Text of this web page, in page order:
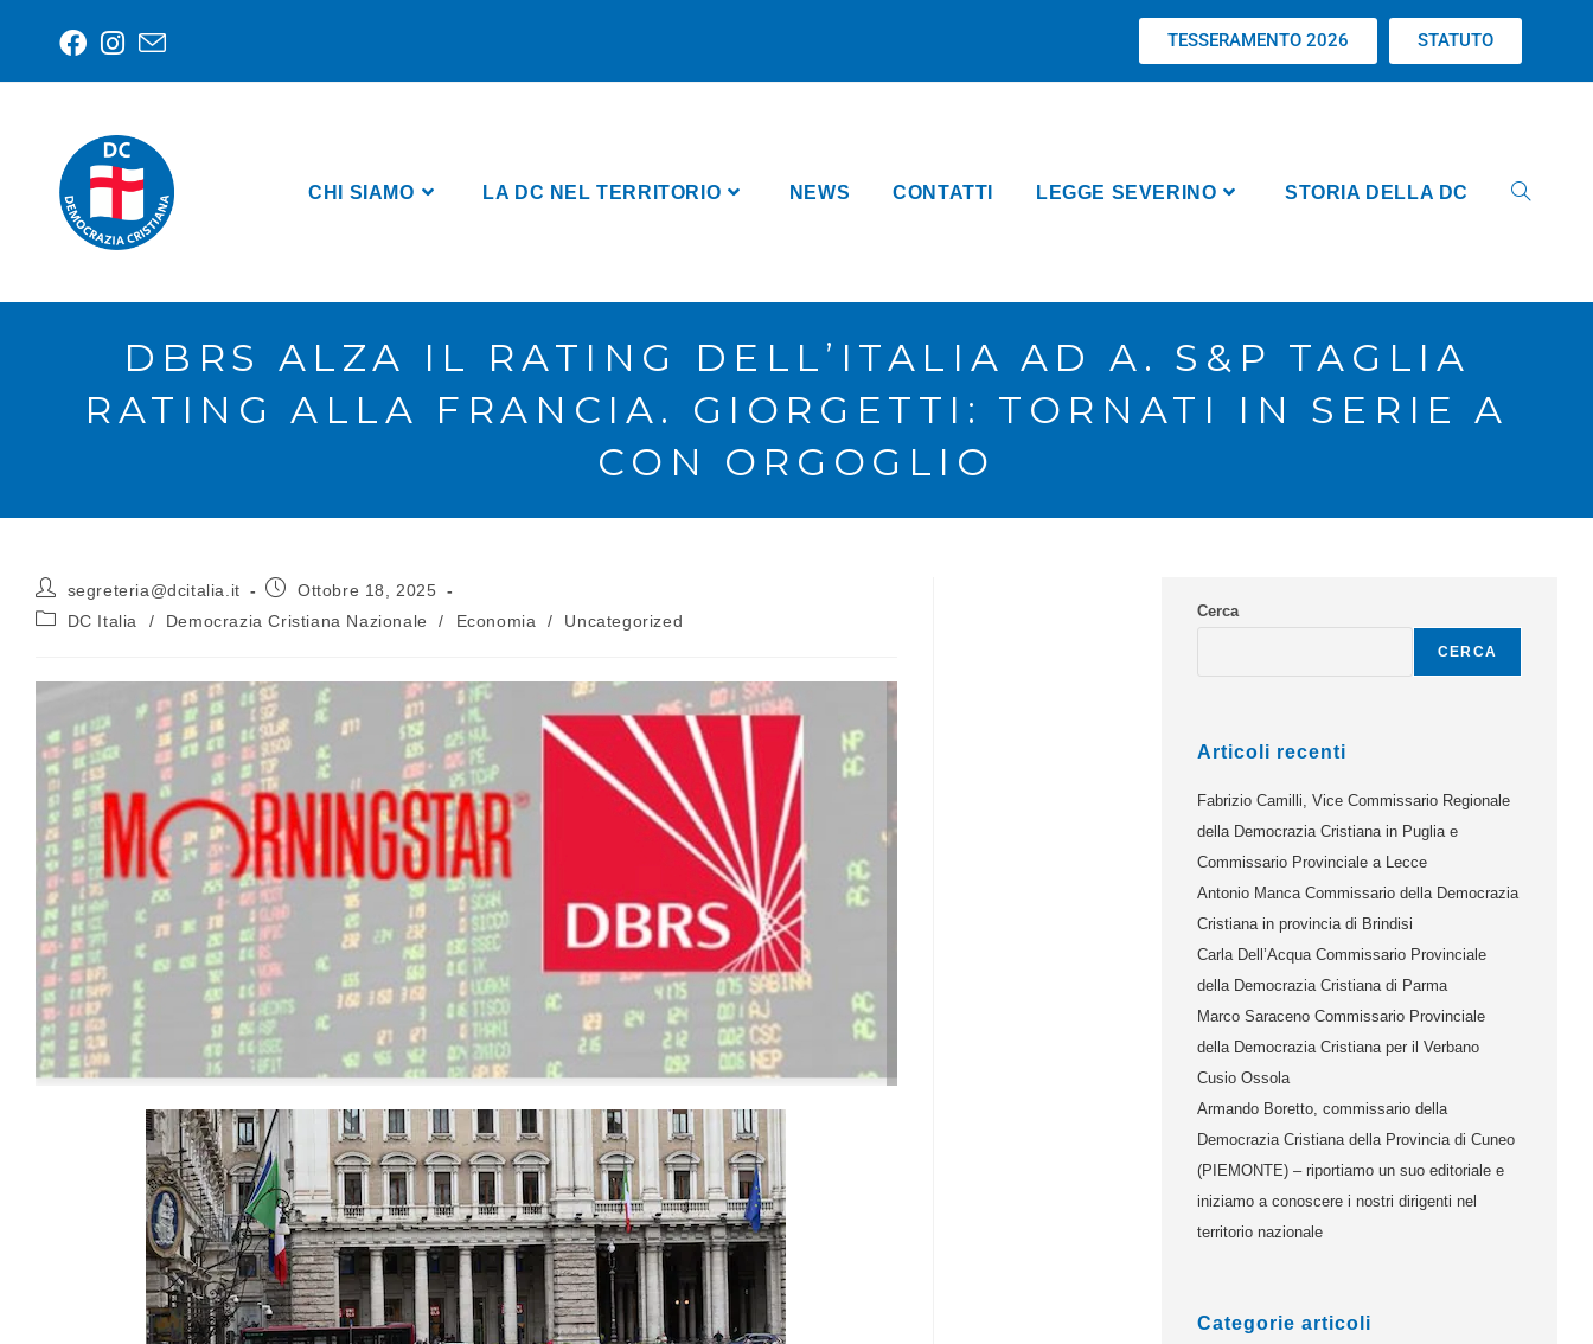
TESSERAMENTO 2026 STATUTO
CHI SIAMO LA DC NEL TERRITORIO NEWS CONTATTI LEGGE SEVERINO STORIA DELLA DC
DBRS ALZA IL RATING DELL’ITALIA AD A. S&P TAGLIA
RATING ALLA FRANCIA. GIORGETTI: TORNATI IN SERIE A
CON ORGOGLIO
segreteria@dcitalia.it
Ottobre 18, 2025
DC Italia
/ Democrazia Cristiana Nazionale / Economia / Uncategorized
Cerca
CERCA
Articoli recenti
Fabrizio Camilli, Vice Commissario Regionale
della Democrazia Cristiana in Puglia e
Commissario Provinciale a Lecce
Antonio Manca Commissario della Democrazia
Cristiana in provincia di Brindisi
Carla Dell’Acqua Commissario Provinciale
della Democrazia Cristiana di Parma
Marco Saraceno Commissario Provinciale
della Democrazia Cristiana per il Verbano
Cusio Ossola
Armando Boretto, commissario della
Democrazia Cristiana della Provincia di Cuneo
(PIEMONTE) – riportiamo un suo editoriale e
iniziamo a conoscere i nostri dirigenti nel
territorio nazionale
Categorie articoli